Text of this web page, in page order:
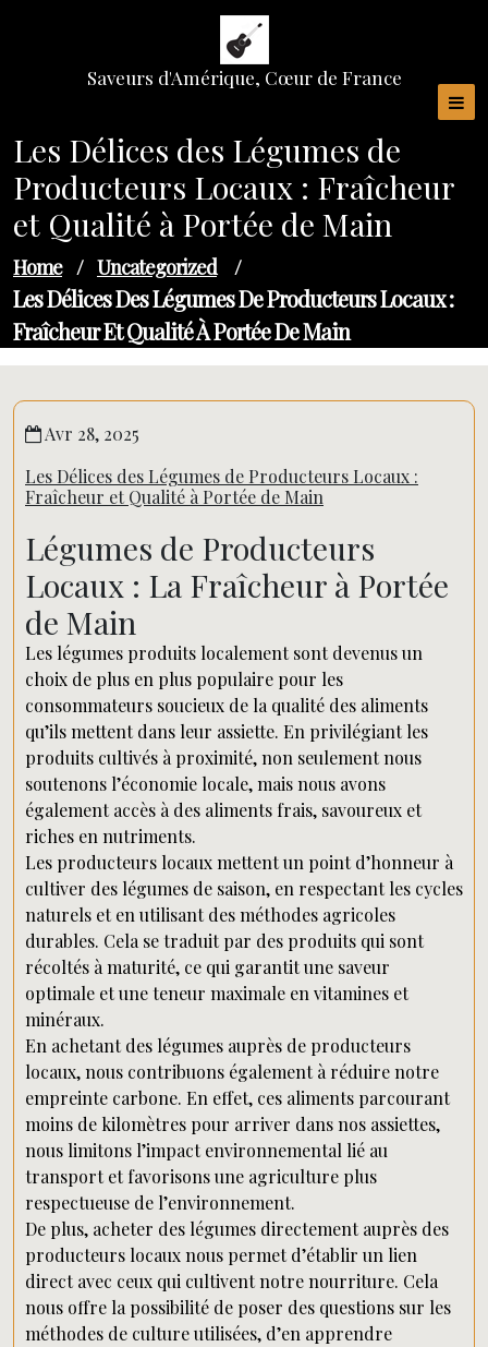
Saveurs d'Amérique, Cœur de France
Les Délices des Légumes de
Producteurs Locaux : Fraîcheur
et Qualité à Portée de Main
Home / Uncategorized /
Les Délices Des Légumes De Producteurs Locaux :
Fraîcheur Et Qualité À Portée De Main
Avr 28, 2025
Les Délices des Légumes de Producteurs Locaux :
Fraîcheur et Qualité à Portée de Main
Légumes de Producteurs
Locaux : La Fraîcheur à Portée
de Main
Les légumes produits localement sont devenus un
choix de plus en plus populaire pour les
consommateurs soucieux de la qualité des aliments
qu’ils mettent dans leur assiette. En privilégiant les
produits cultivés à proximité, non seulement nous
soutenons l’économie locale, mais nous avons
également accès à des aliments frais, savoureux et
riches en nutriments.
Les producteurs locaux mettent un point d’honneur à
cultiver des légumes de saison, en respectant les cycles
naturels et en utilisant des méthodes agricoles
durables. Cela se traduit par des produits qui sont
récoltés à maturité, ce qui garantit une saveur
optimale et une teneur maximale en vitamines et
minéraux.
En achetant des légumes auprès de producteurs
locaux, nous contribuons également à réduire notre
empreinte carbone. En effet, ces aliments parcourant
moins de kilomètres pour arriver dans nos assiettes,
nous limitons l’impact environnemental lié au
transport et favorisons une agriculture plus
respectueuse de l’environnement.
De plus, acheter des légumes directement auprès des
producteurs locaux nous permet d’établir un lien
direct avec ceux qui cultivent notre nourriture. Cela
nous offre la possibilité de poser des questions sur les
méthodes de culture utilisées, d’en apprendre